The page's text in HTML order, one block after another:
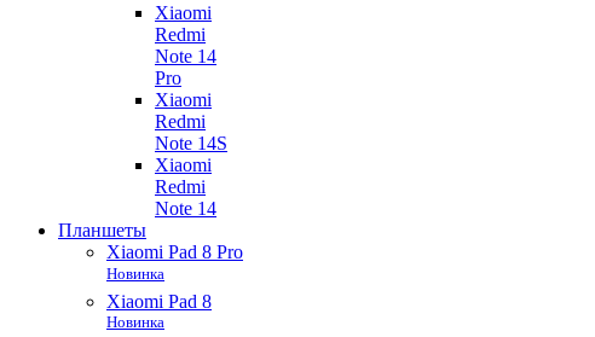
Xiaomi
Redmi
Note 14
Pro
Xiaomi
Redmi
Note 14S
Xiaomi
Redmi
Note 14
Планшеты
Xiaomi Pad 8 Pro
Новинка
Xiaomi Pad 8
Новинка